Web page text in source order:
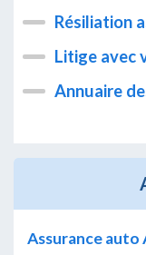
Résiliation
Litige avec
Annuaire
Assurance auto